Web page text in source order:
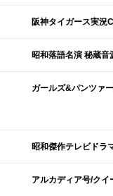
阪神タイガース実況
昭和落語名演 秘蔵
昭和傑作テレビドラ